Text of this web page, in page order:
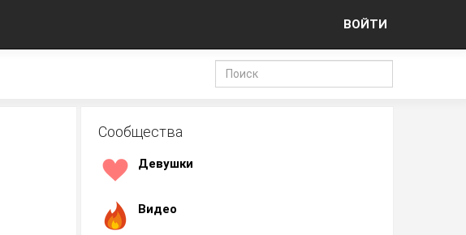
ВОЙТИ
Сообщества
Девушки
Видео